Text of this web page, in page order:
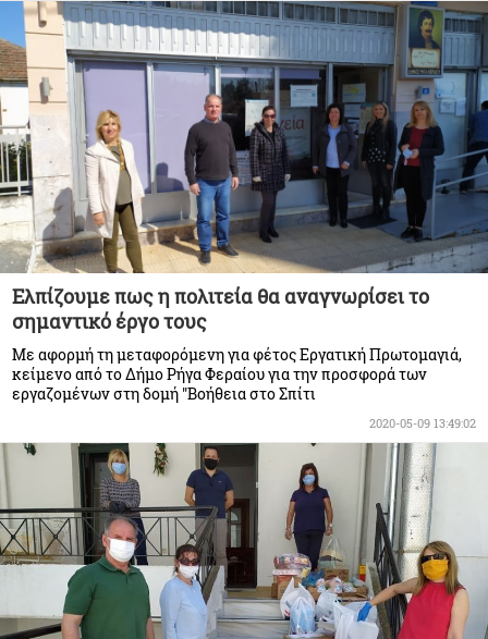
Ελπίζουμε πως η πολιτεία θα αναγνωρίσει το
σημαντικό έργο τους
Με αφορμή τη μεταφορόμενη για φέτος Εργατική Πρωτομαγιά,
κείμενο από το Δήμο Ρήγα Φεραίου για την προσφορά των
εργαζομένων στη δομή "Βοήθεια στο Σπίτι
2020-05-09 13:49:02